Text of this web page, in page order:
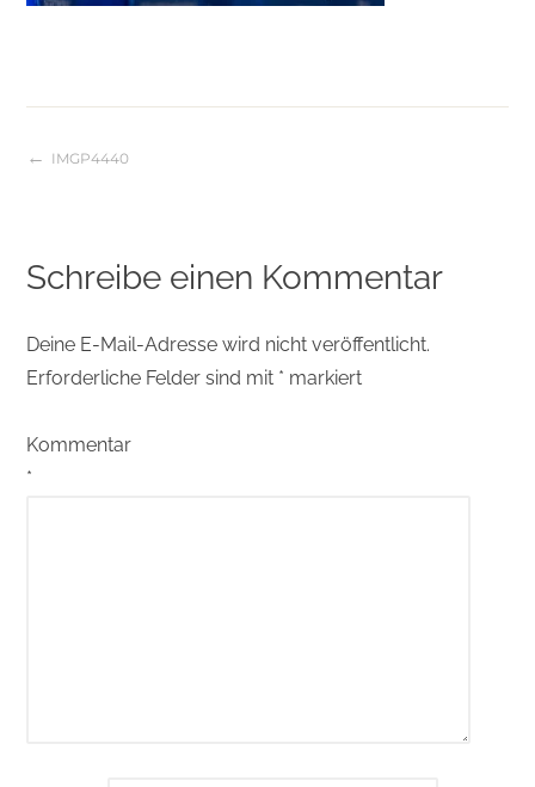
Beitragsnavigation
IMGP4440
Schreibe einen Kommentar
Deine E-Mail-Adresse wird nicht veröffentlicht.
Erforderliche Felder sind mit * markiert
Kommentar
*